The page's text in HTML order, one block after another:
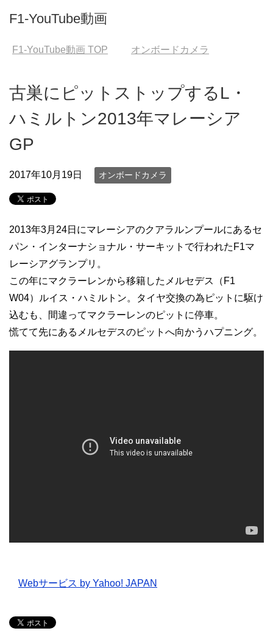
F1-YouTube動画
F1-YouTube動画 TOP オンボードカメラ
古巣にピットストップするL・
ハミルトン2013年マレーシア
GP
2017年10月19日 オンボードカメラ
2013年3月24日にマレーシアのクアラルンプールにあるセ
パン・インターナショナル・サーキットで行われたF1マ
レーシアグランプリ。
この年にマクラーレンから移籍したメルセデス（F1
W04）ルイス・ハミルトン。タイヤ交換の為ピットに駆け
込むも、間違ってマクラーレンのピットに停車。
慌てて先にあるメルセデスのピットへ向かうハプニング。
Webサービス by Yahoo! JAPAN